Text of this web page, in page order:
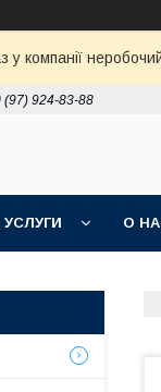
у компанії
(97) 924-83-88
О